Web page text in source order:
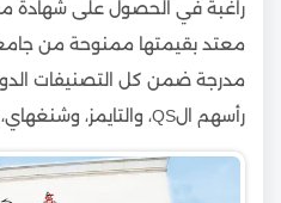
راغبة في الحصول على شهادة
معتد بقيمتها ممنوحة من
مدرجة ضمن كل التصنيفات
رأسهم الQS، والتايمز، وشنغهاي، وليدن.